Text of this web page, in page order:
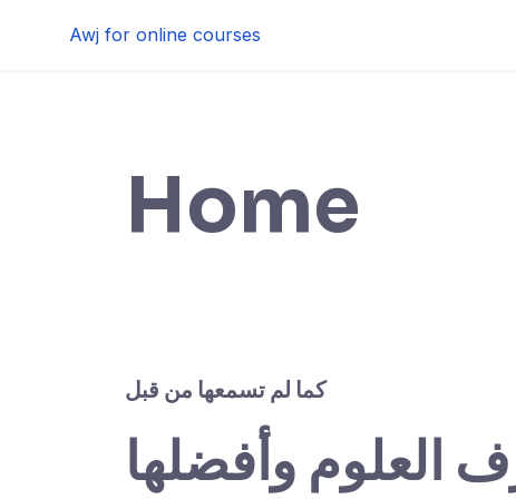
Awj for online courses
Home
كما لم تسمعها من قبل
العلوم وأفضلها